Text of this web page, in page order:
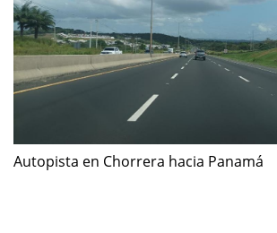
Autopista en Chorrera hacia Panamá